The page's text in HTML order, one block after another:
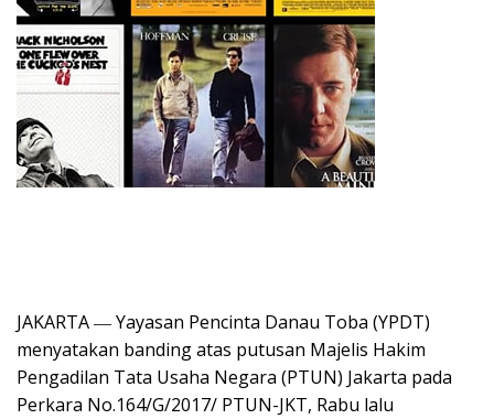
JAKARTA ― Yayasan Pencinta Danau Toba (YPDT)
menyatakan banding atas putusan Majelis Hakim
Pengadilan Tata Usaha Negara (PTUN) Jakarta pada
Perkara No.164/G/2017/ PTUN-JKT, Rabu lalu